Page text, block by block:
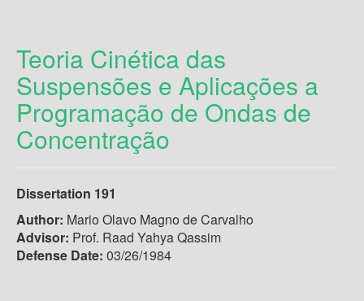
Teoria Cinética das
Suspensões e Aplicações a
Programação de Ondas de
Concentração
Dissertation 191
Author: Mario Olavo Magno de Carvalho
Advisor: Prof. Raad Yahya Qassim
Defense Date: 03/26/1984